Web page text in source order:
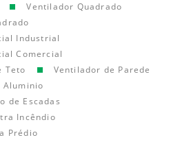
Ventilador Quadrado
Industrial
Comercial
Teto
Ventilador de Parede
Aluminio
de Escadas
Incêndio
Prédio